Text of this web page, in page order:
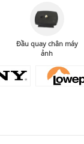
Đầu quay chân máy
ảnh